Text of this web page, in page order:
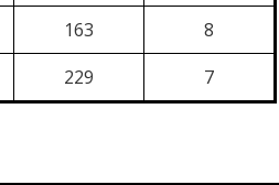
163
8
229 7